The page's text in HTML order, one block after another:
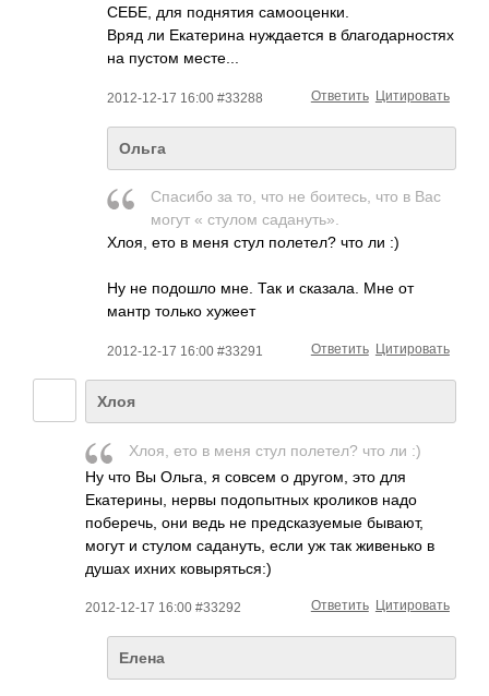
СЕБЕ, для поднятия самооценки.
Вряд ли Екатерина нуждается в благодарностях
на пустом месте...
2012-12-17 16:00 #33288 Цитировать
Ответить
Ольга
Спасибо за то, что не боитесь, что в Вас
могут « стулом садануть».
Хлоя, ето в меня стул полетел? что ли :)
Ну не подошло мне. Так и сказала. Мне от
мантр только хужеет
2012-12-17 16:00 #33291 Цитировать
Ответить
Хлоя
Хлоя, ето в меня стул полетел? что ли :)
Ну что Вы Ольга, я совсем о другом, это для
Екатерины, нервы подопытных кроликов надо
поберечь, они ведь не предсказуемые бывают,
могут и стулом садануть, если уж так живенько в
душах ихних ковыряться:)
2012-12-17 16:00 #33292 Цитировать
Ответить
Елена